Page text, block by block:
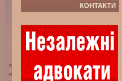
КОНТАКТИ